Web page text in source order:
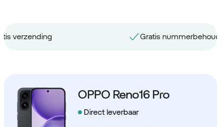
Gratis nummerbehoud
OPPO Reno16 Pro
Direct leverbaar